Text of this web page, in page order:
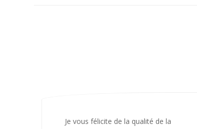
J’ai adoré ouvrir ce paquet votre message